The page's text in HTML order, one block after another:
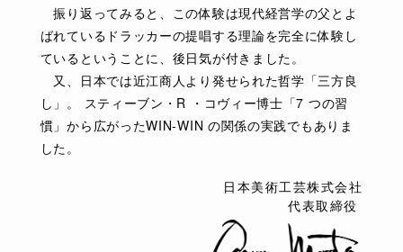
振り返ってみると、この体験は現代経営学の父とよ
ばれているドラッカーの提唱する理論を完全に体験し
ているということに、後日気が付きました。
又、日本では近江商人より発せられた哲学「三方良
し」。 スティーブン・R ・コヴィー博士「7 つの習
慣」から広がったWIN-WIN の関係の実践でもありま
した。
日本美術工芸株式会社
代表取締役